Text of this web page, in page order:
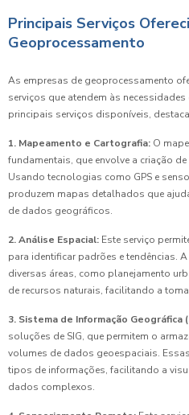
Principais Serviços
Geoprocessamento
As empresas de geoprocessamento
serviços que atendem às
principais serviços disponíveis,
1. Mapeamento e Cartografia: O
fundamentais, que envolve a criação
Usando tecnologias como GPS e
produzem mapas detalhados que
de dados geográficos.
2. Análise Espacial: Este serviço
para identificar padrões e tendências.
diversas áreas, como planejamento
de recursos naturais, facilitando a
3. Sistema de Informação Geográfica
soluções de SIG, que permitem o
volumes de dados geoespaciais.
tipos de informações, facilitando a
dados complexos.